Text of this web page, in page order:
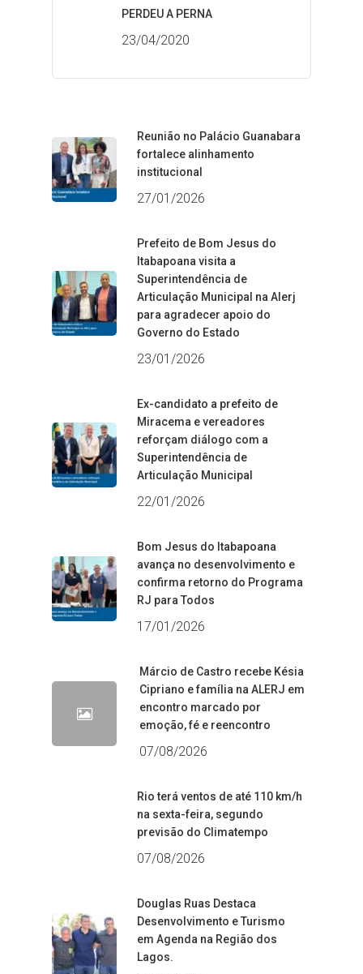
PERDEU A PERNA
23/04/2020
Reunião no Palácio Guanabara
fortalece alinhamento
institucional
27/01/2026
Prefeito de Bom Jesus do
Itabapoana visita a
Superintendência de
Articulação Municipal na Alerj
para agradecer apoio do
Governo do Estado
23/01/2026
Ex-candidato a prefeito de
Miracema e vereadores
reforçam diálogo com a
Superintendência de
Articulação Municipal
22/01/2026
Bom Jesus do Itabapoana
avança no desenvolvimento e
confirma retorno do Programa
RJ para Todos
17/01/2026
Márcio de Castro recebe Késia
Cipriano e família na ALERJ em
encontro marcado por
emoção, fé e reencontro
07/08/2026
Rio terá ventos de até 110 km/h
na sexta-feira, segundo
previsão do Climatempo
07/08/2026
Douglas Ruas Destaca
Desenvolvimento e Turismo
em Agenda na Região dos
Lagos.